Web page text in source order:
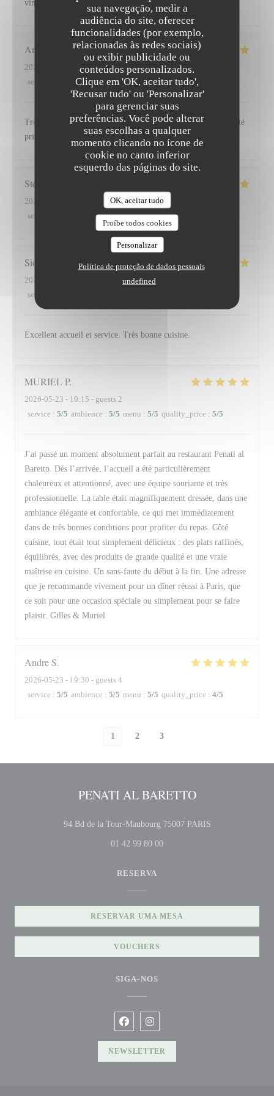
sua navegação, medir a
audiência do site, oferecer
funcionalidades (por exemplo,
relacionadas às redes sociais)
ou exibir publicidade ou
conteúdos personalizados.
Clique em 'OK, aceitar tudo',
'Recusar tudo' ou 'Personalizar'
para gerenciar suas
preferências. Você pode alterar
suas escolhas a qualquer
momento clicando no ícone de
cookie no canto inferior
esquerdo das páginas do site.
OK, aceitar tudo
Proíbe todos cookies
Personalizar
Política de proteção de dados pessoais
undefined
vin Italien.
Anne Marie L
2026-06-10
- 13:00 - guests 4
service
ambience: 4/5 menu : 4/5 quality_price
Très bonne cuisine et personnel attentionné, bon rapport qualité
prix.
Stéphane
2026-06-05
- 19:30 - guests 2
service
ambience: 5/5 menu: 4/5 quality_price
Sidney
2026-05-30
service
Excellent accueil et service. Très bonne cuisine.
MURIELP
2026-05-23 - 19:15 - guests 2
service : 5/5 ambience : 5/5 menu : 5/5 quality_price : 5/5
J’ai passé un moment absolument parfait au restaurant Penati al
Baretto. Dès l’arrivée, l’accueil a été particulièrement
chaleureux et attentionné, avec une équipe souriante et très
professionnelle. La table était magnifiquement dressée, dans une
ambiance élégante et confortable, ce qui met immédiatement
dans de très bonnes conditions pour profiter du repas. Côté
cuisine, tout était tout simplement délicieux : des plats raffinés,
équilibrés, avec des produits de grande qualité et une vraie
maîtrise en cuisine. Un sans-faute du début à la fin. Une adresse
que je recommande vivement pour un dîner réussi à Paris, que
ce soit pour une occasion spéciale ou simplement pour se faire
plaisir. Gilles & Muriel
Andre S
2026-05-23 - 19:30 - guests 4
service : 5/5 ambience : 5/5 menu : 5/5 quality_price : 4/5
1 2 3
PENATI AL BARETTO
94 Bd de la Tour-Maubourg 75007 PARIS((abre numa nova
01 42 99 80 00
RESERVA
RESERVAR UMA MESA
VOUCHERS
SIGA-NOS
Facebook ((abre numa nova janela))
Instagram ((abre numa nova
NEWSLETTER